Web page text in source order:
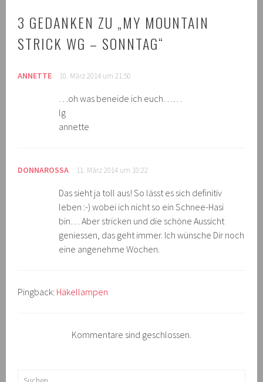
3 GEDANKEN ZU „MY MOUNTAIN
STRICK WG – SONNTAG“
ANNETTE 10. März 2014 um 21:50
…oh was beneide ich euch……
lg
annette
DONNAROSSA 11. März 2014 um 10:22
Das sieht ja toll aus! So lässt es sich definitiv
leben :-) wobei ich nicht so ein Schnee-Hasi
bin… Aber stricken und die schöne Aussicht
geniessen, das geht immer. Ich wünsche Dir noch
eine angenehme Wochen.
Pingback: Häkellampen
Kommentare sind geschlossen.
Suchen